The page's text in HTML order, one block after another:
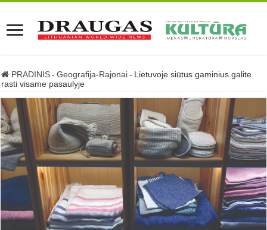
PRADINIS - Geografija-Rajonai - Lietuvoje siūtus gaminius galite
rasti visame pasaulyje